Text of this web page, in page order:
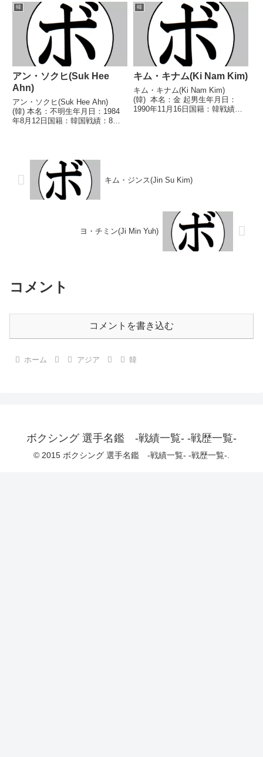
歴】1984/07/16 ○1RKO ジョ
ー 山口(マサ伊藤)1985/01/10
●5RKO カ...
ル】第2代OPBF東洋太平洋ミニ
マム級王座第3代WBA世界ミニマ
ム級王座第14代WBA世...
韓
アン・ソクヒ(Suk Hee
Ahn)
アン・ソクヒ(Suk Hee Ahn)
(韓) 本名：不明生年月日：1984
年8月12日国籍：韓国戦績：8戦3
(韓)2021/10/30 ●4R...
韓
キム・キナム(Ki Nam Kim)
キム・キナム(Ki Nam Kim)
(韓) 本名：金 起男生年月日：
1990年11月16日国籍：韓戦績：
キム・ジンス(Jin Su Kim)
ヨ・チミン(Ji Min Yuh)
コメント
コメントを書き込む
ホーム アジア 韓
ボクシング 選手名鑑 -戦績一覧- -戦歴一覧-
© 2015 ボクシング 選手名鑑 -戦績一覧- -戦歴一覧-.